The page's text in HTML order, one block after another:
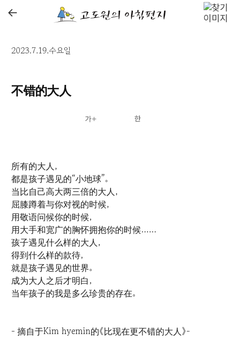
←
2023.7.19.수요일
不错的大人
所有的大人，
都是孩子遇见的“小地球”。
当比自己高大两三倍的大人，
屈膝蹲着与你对视的时候，
用敬语问候你的时候，
用大手和宽广的胸怀拥抱你的时候......
孩子遇见什么样的大人，
得到什么样的款待，
就是孩子遇见的世界。
成为大人之后才明白，
当年孩子的我是多么珍贵的存在。
- 摘自于Kim hyemin的《比现在更不错的大人》-